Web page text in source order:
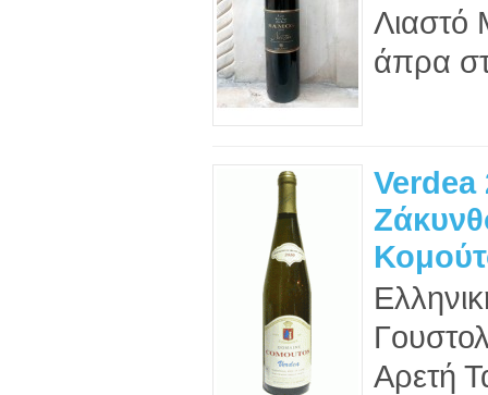
άπρα
Verdea
Αρετή